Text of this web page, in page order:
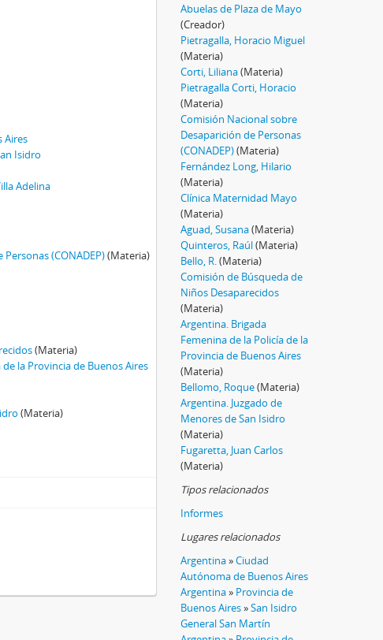
Aires
Isidro
Adelina
(CONADEP)(Materia)
(Materia)
la Provincia de Buenos Aires
(Materia)
Abuelas de Plaza de Mayo
(Creador)
Pietragalla, Horacio Miguel
(Materia)
Corti, Liliana(Materia)
Pietragalla Corti, Horacio
(Materia)
Comisión Nacional sobre
Desaparición de Personas
(CONADEP)(Materia)
Fernández Long, Hilario
(Materia)
Clínica Maternidad Mayo
(Materia)
Aguad, Susana(Materia)
Quinteros, Raúl(Materia)
Bello, R. (Materia)
Comisión de Búsqueda de
Niños Desaparecidos
(Materia)
Argentina. Brigada
Femenina de la Policía de la
Provincia de Buenos Aires
(Materia)
Bellomo, Roque(Materia)
Argentina. Juzgado de
Menores de San Isidro
(Materia)
Fugaretta, Juan Carlos
(Materia)
Tipos relacionados
Informes
Lugares relacionados
Argentina»Ciudad
Autónoma de Buenos Aires
Argentina» Provincia de
Buenos Aires»San Isidro
General San Martín